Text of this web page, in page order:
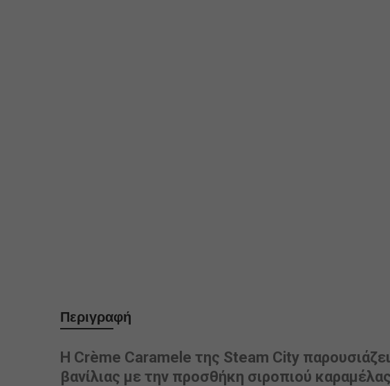
Περιγραφή
Η Crème Caramele της Steam City
βανίλιας με την προσθήκη σιροπιού